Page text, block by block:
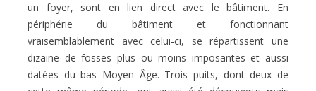
un foyer, sont en lien direct avec le bâtiment. En
périphérie du bâtiment et fonctionnant
vraisemblablement avec celui-ci, se répartissent une
dizaine de fosses plus ou moins imposantes et aussi
datées du bas Moyen Âge. Trois puits, dont deux de